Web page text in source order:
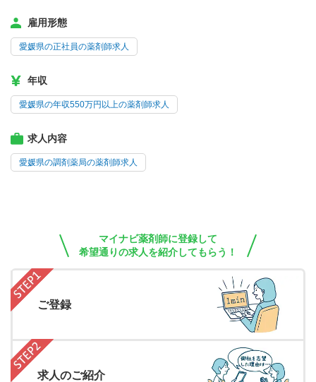
雇用形態
愛媛県の正社員の薬剤師求人
年収
愛媛県の年収550万円以上の薬剤師求人
求人内容
愛媛県の調剤薬局の薬剤師求人
マイナビ薬剤師に登録して
希望通りの求人を紹介してもらう！
ご登録
求人のご紹介